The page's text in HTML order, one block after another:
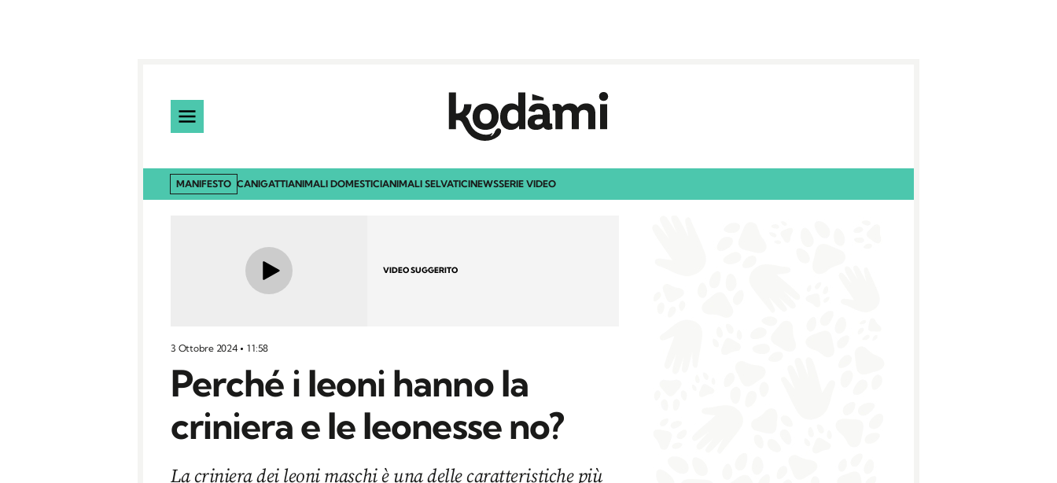
MANIFESTO CANIGATTIANIMALI DOMESTICIANIMALI SELVATICINEWSSERIE VIDEO
VIDEO SUGGERITO
3 Ottobre 2024 11:58
Perché i leoni hanno la
criniera e le leonesse no?
La criniera dei leoni maschi è una delle caratteristiche più